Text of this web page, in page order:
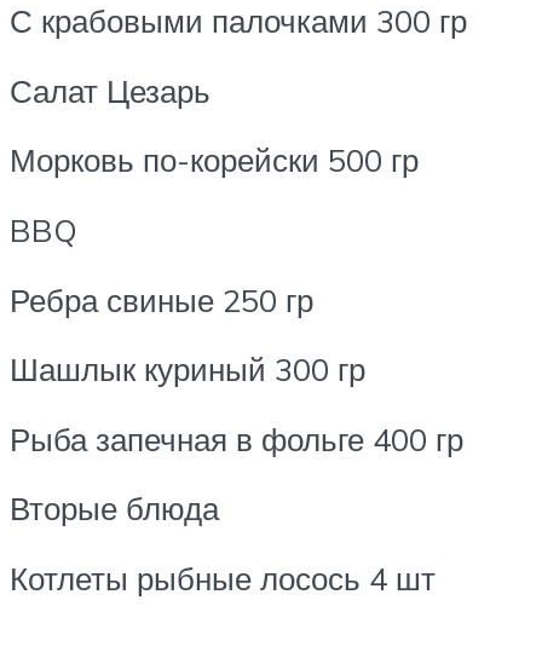
С крабовыми палочками 300 гр
Салат Цезарь
Морковь по-корейски 500 гр
BBQ
Ребра свиные 250 гр
Шашлык куриный 300 гр
Рыба запечная в фольге 400 гр
Вторые блюда
Котлеты рыбные лосось 4 шт